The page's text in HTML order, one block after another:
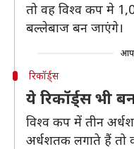
तो वह विश्व कप मे
बल्लेबाज बन जाएंगे।
रिकॉर्ड्स
ये रिकॉर्ड्स भी
विश्व कप में तीन
अर्धशतक लगाते हैं तो